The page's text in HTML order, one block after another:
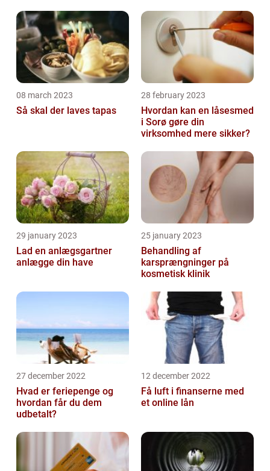
08 march 2023
Så skal der laves tapas
28 february 2023
Hvordan kan en låsesmed
i Sorø gøre din
virksomhed mere sikker?
29 january 2023
Lad en anlægsgartner
anlægge din have
25 january 2023
Behandling af
karsprængninger på
kosmetisk klinik
27 december 2022
Hvad er feriepenge og
hvordan får du dem
udbetalt?
12 december 2022
Få luft i finanserne med
et online lån